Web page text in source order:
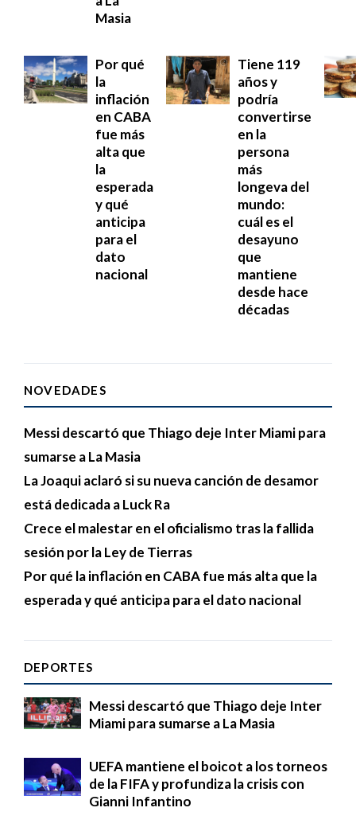
Masia
Por qué
la
inflación
en CABA
fue más
alta que
la
esperada
y qué
anticipa
para el
dato
nacional
Tiene 119
años y
podría
convertirse
en la
persona
más
longeva del
mundo:
cuál es el
desayuno
que
mantiene
desde hace
décadas
NOVEDADES
Messi descartó que Thiago deje Inter Miami para
sumarse a La Masia
La Joaqui aclaró si su nueva canción de desamor
está dedicada a Luck Ra
Crece el malestar en el oficialismo tras la fallida
sesión por la Ley de Tierras
Por qué la inflación en CABA fue más alta que la
esperada y qué anticipa para el dato nacional
DEPORTES
Messi descartó que Thiago deje Inter
Miami para sumarse a La Masia
UEFA mantiene el boicot a los torneos
de la FIFA y profundiza la crisis con
Gianni Infantino